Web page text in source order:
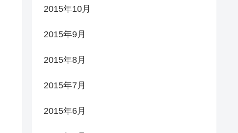
2015年10月
2015年9月
2015年8月
2015年7月
2015年6月